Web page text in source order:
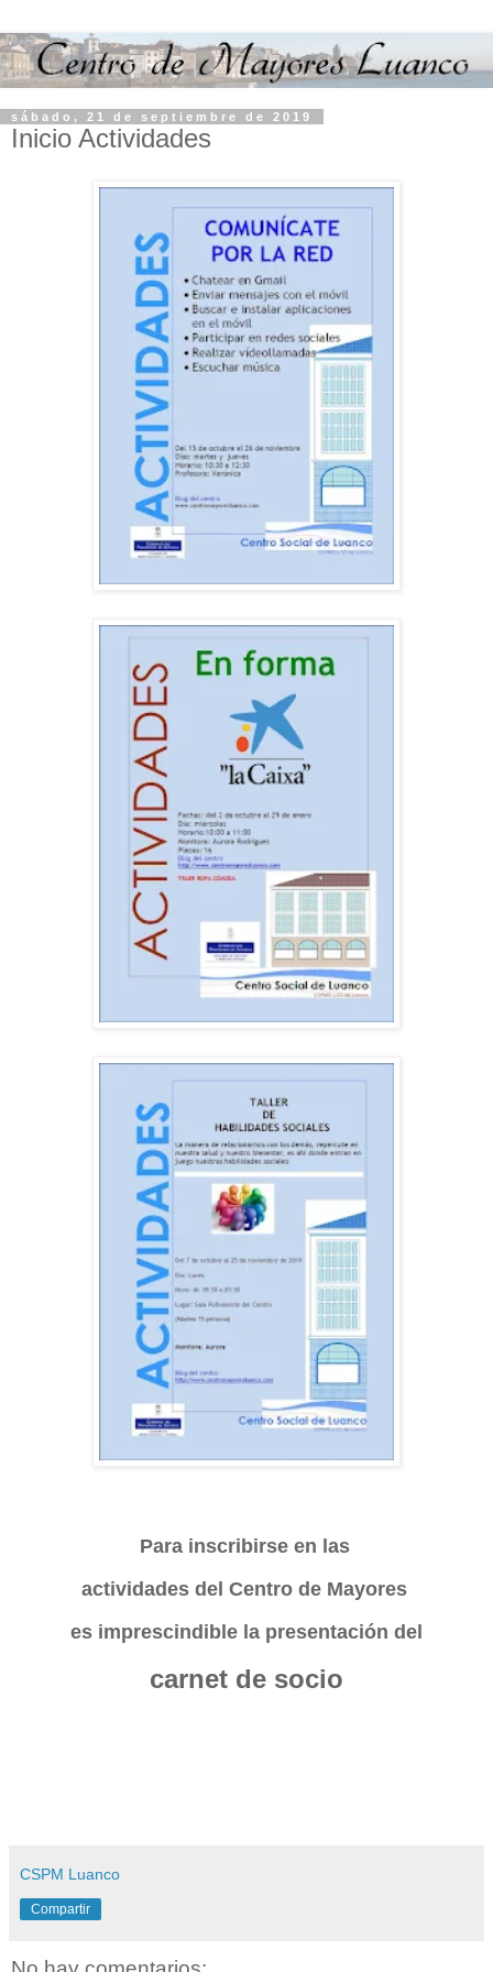
sábado, 21 de septiembre de 2019
Inicio Actividades
Para inscribirse en las
actividades del Centro de Mayores
es imprescindible la presentación del
carnet de socio
CSPM Luanco
Compartir